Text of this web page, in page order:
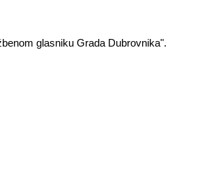
glasniku Grada Dubrovnika".